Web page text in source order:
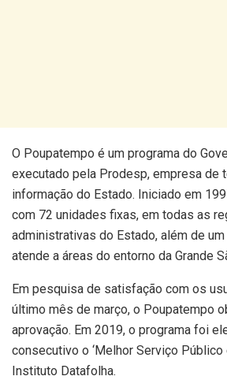
O Poupatempo é um programa do
executado pela Prodesp, empresa de
informação do Estado. Iniciado em
com 72 unidades fixas, em todas as
administrativas do Estado, além de
atende a áreas do entorno da Grande
Em pesquisa de satisfação com os
último mês de março, o Poupatempo
aprovação. Em 2019, o programa foi
consecutivo o ‘Melhor Serviço Público
Instituto Datafolha.